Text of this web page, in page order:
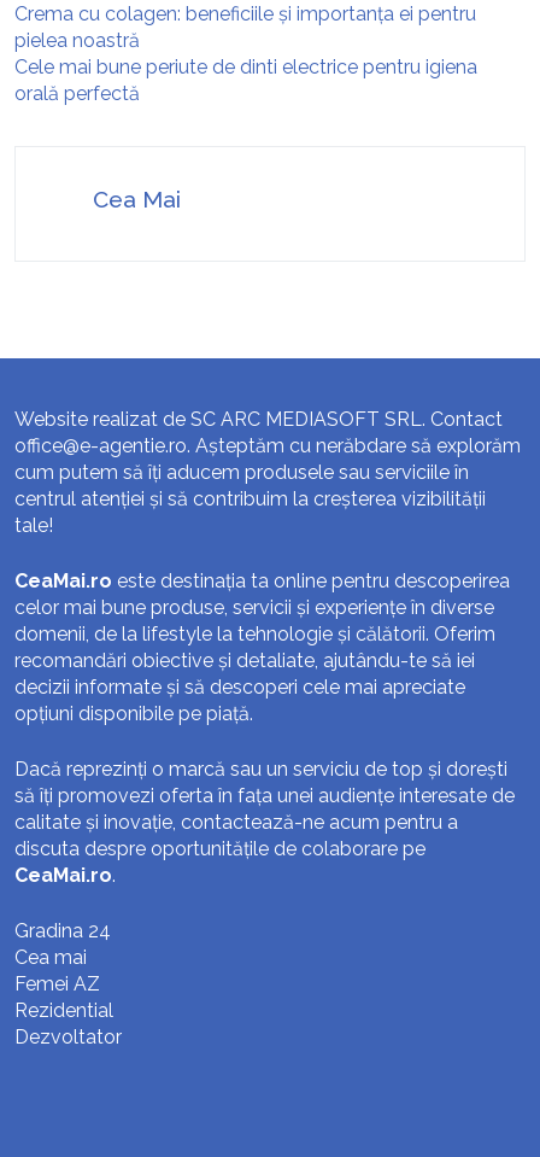
Crema cu colagen: beneficiile și importanța ei pentru
pielea noastră
Cele mai bune periute de dinti electrice pentru igiena
orală perfectă
Cea Mai
Website realizat de SC ARC MEDIASOFT SRL. Contact
office@e-agentie.ro. Așteptăm cu nerăbdare să explorăm
cum putem să îți aducem produsele sau serviciile în
centrul atenției și să contribuim la creșterea vizibilității
tale!
CeaMai.ro este destinația ta online pentru descoperirea
celor mai bune produse, servicii și experiențe în diverse
domenii, de la lifestyle la tehnologie și călătorii. Oferim
recomandări obiective și detaliate, ajutându-te să iei
decizii informate și să descoperi cele mai apreciate
opțiuni disponibile pe piață.
Dacă reprezinți o marcă sau un serviciu de top și dorești
să îți promovezi oferta în fața unei audiențe interesate de
calitate și inovație, contactează-ne acum pentru a
discuta despre oportunitățile de colaborare pe
CeaMai.ro.
Gradina 24
Cea mai
Femei AZ
Rezidential
Dezvoltator